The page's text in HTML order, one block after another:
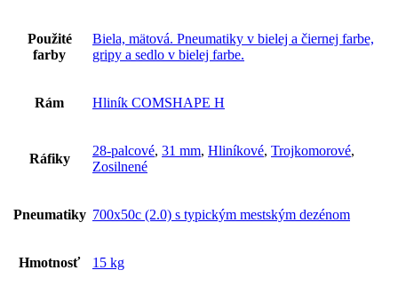
Použité
farby
Biela, mätová. Pneumatiky v bielej a čiernej farbe,
gripy a sedlo v bielej farbe.
Rám Hliník COMSHAPE H
Ráfiky
28-palcové, 31 mm, Hliníkové, Trojkomorové,
Zosilnené
Pneumatiky 700x50c (2.0) s typickým mestským dezénom
Hmotnosť 15 kg